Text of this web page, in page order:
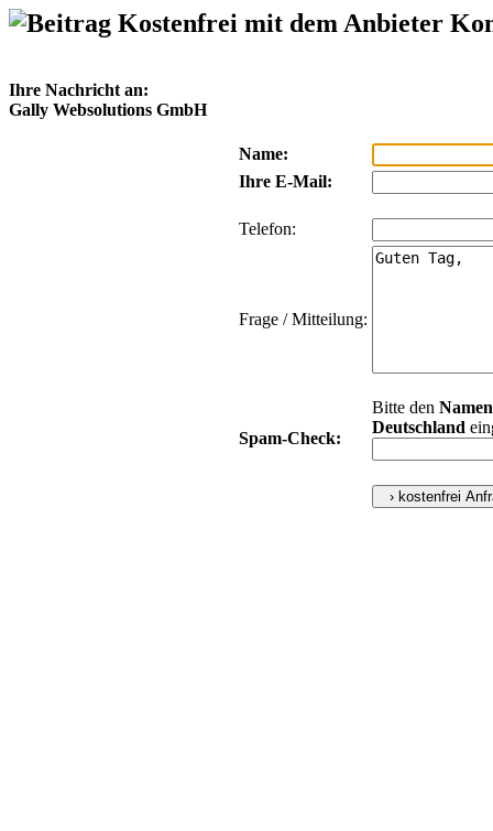
Kostenfrei mit dem Anbieter
Ihre Nachricht an:
Gally Websolutions GmbH
Name:
Ihre E-Mail:
Telefon:
Frage / Mitteilung:
Spam-Check:
Bitte den Namen
Deutschland